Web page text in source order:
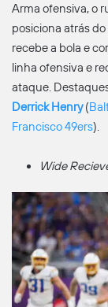
Arma ofensiva, o
posiciona atrás
recebe a bola e
linha ofensiva e
ataque.
Derrick Henry(
Francisco 49ers).
Wide